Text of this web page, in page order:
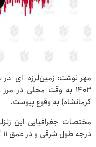
۱۴۰۳ به وقت محلی در
کرمانشاه) به وقوع پیوست.
درجه طول شرقی و در عمق ۱۱ کیلومتری زمین ثبت شده است.